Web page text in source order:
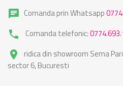
chat Comanda prin Whatsapp
phone Comanda telefonic:
place
ridica din showroom Sema
sector 6, Bucuresti